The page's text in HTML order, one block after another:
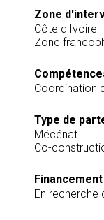
Zone
Côte d'Ivoire
Zone
Coordination
Type de
Mécénat
Co-
Financement
En recherche